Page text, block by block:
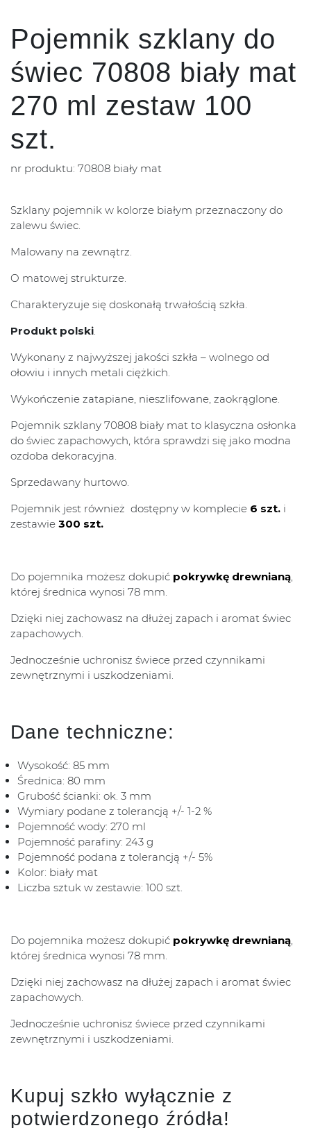
Pojemnik szklany do
świec 70808 biały mat
270 ml zestaw 100
szt.
nr produktu: 70808 biały mat
Szklany pojemnik w kolorze białym przeznaczony do
zalewu świec.
Malowany na zewnątrz.
O matowej strukturze.
Charakteryzuje się doskonałą trwałością szkła.
Produkt polski.
Wykonany z najwyższej jakości szkła – wolnego od
ołowiu i innych metali ciężkich.
Wykończenie zatapiane, nieszlifowane, zaokrąglone.
Pojemnik szklany 70808 biały mat to klasyczna osłonka
do świec zapachowych, która sprawdzi się jako modna
ozdoba dekoracyjna.
Sprzedawany hurtowo.
Pojemnik jest również dostępny w komplecie 6 szt. i
zestawie 300 szt.
Do pojemnika możesz dokupić pokrywkę drewnianą,
której średnica wynosi 78 mm.
Dzięki niej zachowasz na dłużej zapach i aromat świec
zapachowych.
Jednocześnie uchronisz świece przed czynnikami
zewnętrznymi i uszkodzeniami.
Dane techniczne:
Wysokość: 85 mm
Średnica: 80 mm
Grubość ścianki: ok. 3 mm
Wymiary podane z tolerancją +/- 1-2 %
Pojemność wody: 270 ml
Pojemność parafiny: 243 g
Pojemność podana z tolerancją +/- 5%
Kolor: biały mat
Liczba sztuk w zestawie: 100 szt.
Do pojemnika możesz dokupić pokrywkę drewnianą,
której średnica wynosi 78 mm.
Dzięki niej zachowasz na dłużej zapach i aromat świec
zapachowych.
Jednocześnie uchronisz świece przed czynnikami
zewnętrznymi i uszkodzeniami.
Kupuj szkło wyłącznie z
potwierdzonego źródła!